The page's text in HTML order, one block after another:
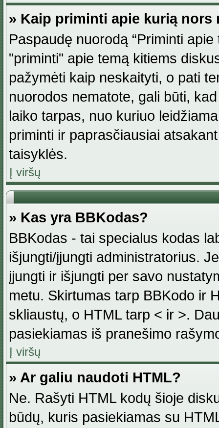
» Kaip priminti apie kurią nors
Paspaudę nuorodą “Priminti
"priminti" apie temą kitiems
pažymėti kaip neskaityti, o pati
nuorodos nematote, gali būti,
laiko tarpas, nuo kuriuo
priminti ir paprasčiausiai
taisyklės.
Į viršų
» Kas yra BBKodas?
BBKodas - tai specialus kodas
išjungti/įjungti administratorius.
įjungti ir išjungti per savo
metu. Skirtumas tarp BBKodo ir
skliaustų, o HTML tarp < ir >.
pasiekiamas iš pranešimo
Į viršų
» Ar galiu naudoti HTML?
Ne. Rašyti HTML kodų šioje
būdų, kuris pasiekiamas su